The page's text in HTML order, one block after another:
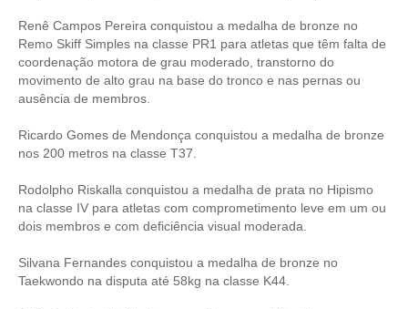
Renê Campos Pereira conquistou a medalha de bronze no
Remo Skiff Simples na classe PR1 para atletas que têm falta de
coordenação motora de grau moderado, transtorno do
movimento de alto grau na base do tronco e nas pernas ou
ausência de membros.
Ricardo Gomes de Mendonça conquistou a medalha de bronze
nos 200 metros na classe T37.
Rodolpho Riskalla conquistou a medalha de prata no Hipismo
na classe IV para atletas com comprometimento leve em um ou
dois membros e com deficiência visual moderada.
Silvana Fernandes conquistou a medalha de bronze no
Taekwondo na disputa até 58kg na classe K44.